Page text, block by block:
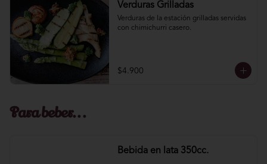
Verduras Grilladas
Verduras de la estación grilladas servidas
con chimichurri casero.
$4.900
Para beber...
Bebida en lata 350cc.